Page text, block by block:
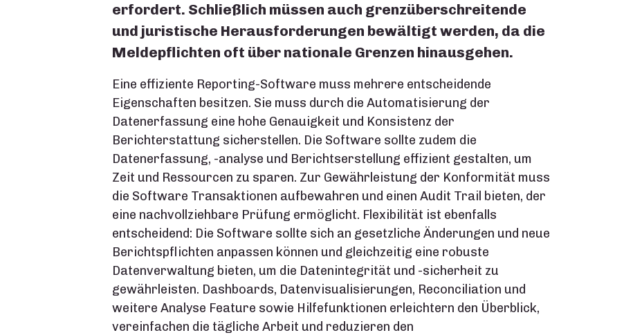
erfordert. Schließlich müssen auch grenzüberschreitende
und juristische Herausforderungen bewältigt werden, da die
Meldepflichten oft über nationale Grenzen hinausgehen.
Eine effiziente Reporting-Software muss mehrere entscheidende
Eigenschaften besitzen. Sie muss durch die Automatisierung der
Datenerfassung eine hohe Genauigkeit und Konsistenz der
Berichterstattung sicherstellen. Die Software sollte zudem die
Datenerfassung, -analyse und Berichtserstellung effizient gestalten, um
Zeit und Ressourcen zu sparen. Zur Gewährleistung der Konformität muss
die Software Transaktionen aufbewahren und einen Audit Trail bieten, der
eine nachvollziehbare Prüfung ermöglicht. Flexibilität ist ebenfalls
entscheidend: Die Software sollte sich an gesetzliche Änderungen und neue
Berichtspflichten anpassen können und gleichzeitig eine robuste
Datenverwaltung bieten, um die Datenintegrität und -sicherheit zu
gewährleisten. Dashboards, Datenvisualisierungen, Reconciliation und
weitere Analyse Feature sowie Hilfefunktionen erleichtern den Überblick,
vereinfachen die tägliche Arbeit und reduzieren den